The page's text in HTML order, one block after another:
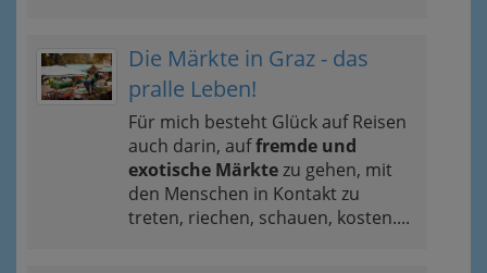
Die Märkte in Graz - das
pralle Leben!
Für mich besteht Glück auf Reisen
auch darin, auffremde und
exotische Märktezu gehen, mit
den Menschen in Kontakt zu
treten, riechen, schauen, kosten....